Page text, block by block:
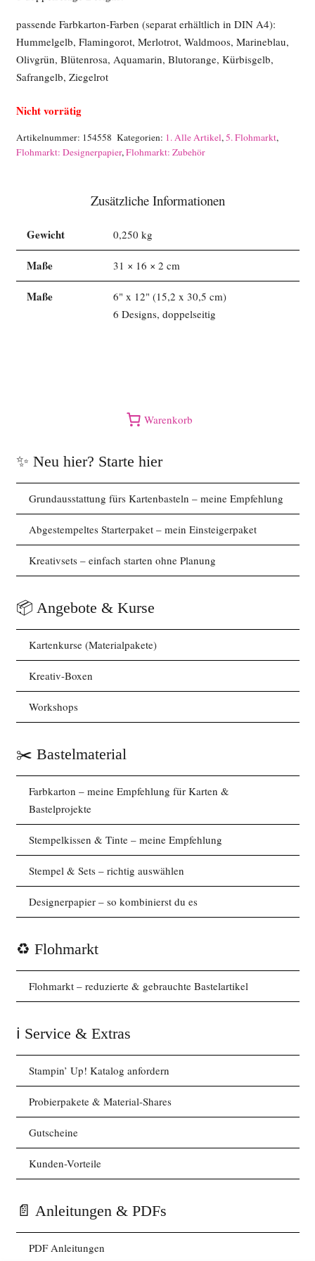
passende Farbkarton-Farben (separat erhältlich in DIN A4):
Hummelgelb, Flamingorot, Merlotrot, Waldmoos, Marineblau,
Olivgrün, Blütenrosa, Aquamarin, Blutorange, Kürbisgelb,
Safrangelb, Ziegelrot
Nicht vorrätig
Artikelnummer: 154558 Kategorien: 1. Alle Artikel,5. Flohmarkt,
Flohmarkt: Designerpapier,Flohmarkt: Zubehör
Zusätzliche Informationen
Gewicht 0,250 kg
Maße 31 × 16 × 2 cm
Maße
6" x 12" (15,2 x 30,5 cm)
6 Designs, doppelseitig
Warenkorb
✨ Neu hier? Starte hier
Grundausstattung fürs Kartenbasteln – meine Empfehlung
Abgestempeltes Starterpaket – mein Einsteigerpaket
Kreativsets – einfach starten ohne Planung
📦 Angebote & Kurse
Kartenkurse (Materialpakete)
Kreativ-Boxen
Workshops
✂️ Bastelmaterial
Farbkarton – meine Empfehlung für Karten &
Bastelprojekte
Stempelkissen & Tinte – meine Empfehlung
Stempel & Sets – richtig auswählen
Designerpapier – so kombinierst du es
♻️ Flohmarkt
Flohmarkt – reduzierte & gebrauchte Bastelartikel
ℹ️ Service & Extras
Stampin’ Up! Katalog anfordern
Probierpakete & Material-Shares
Gutscheine
Kunden-Vorteile
📄 Anleitungen & PDFs
PDF Anleitungen